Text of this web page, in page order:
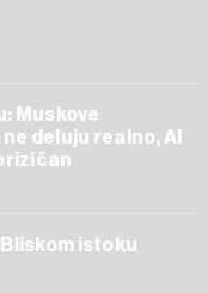
Muskove
deluju realno, AI
istoku